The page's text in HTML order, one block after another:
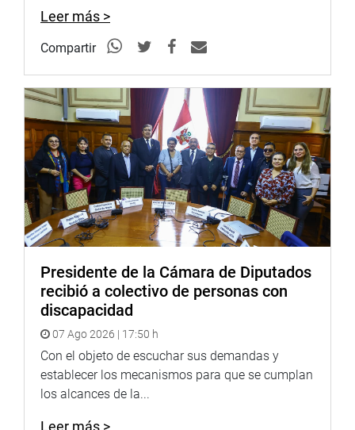
Leer más >
Compartir
Presidente de la Cámara de Diputados
recibió a colectivo de personas con
discapacidad
07 Ago 2026 | 17:50 h
Con el objeto de escuchar sus demandas y
establecer los mecanismos para que se cumplan
los alcances de la...
Leer más >